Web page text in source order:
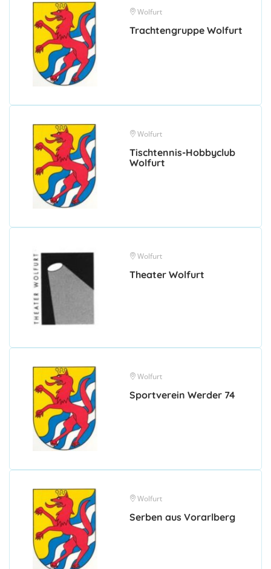
Wolfurt
Trachtengruppe Wolfurt
Wolfurt
Tischtennis-Hobbyclub
Wolfurt
Wolfurt
Theater Wolfurt
Wolfurt
Sportverein Werder 74
Wolfurt
Serben aus Vorarlberg